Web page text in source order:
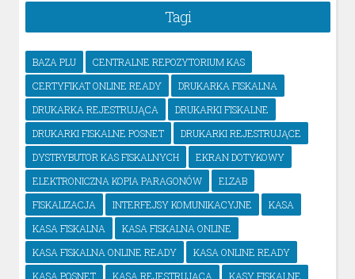
Tagi
BAZA PLU
CENTRALNE REPOZYTORIUM KAS
CERTYFIKAT ONLINE READY
DRUKARKA FISKALNA
DRUKARKA REJESTRUJĄCA
DRUKARKI FISKALNE
DRUKARKI FISKALNE POSNET
DRUKARKI REJESTRUJĄCE
DYSTRYBUTOR KAS FISKALNYCH
EKRAN DOTYKOWY
ELEKTRONICZNA KOPIA PARAGONÓW
ELZAB
FISKALIZACJA
INTERFEJSY KOMUNIKACYJNE
KASA
KASA FISKALNA
KASA FISKALNA ONLINE
KASA FISKALNA ONLINE READY
KASA ONLINE READY
KASA POSNET
KASA REJESTRUJĄCA KASY FISKALNE